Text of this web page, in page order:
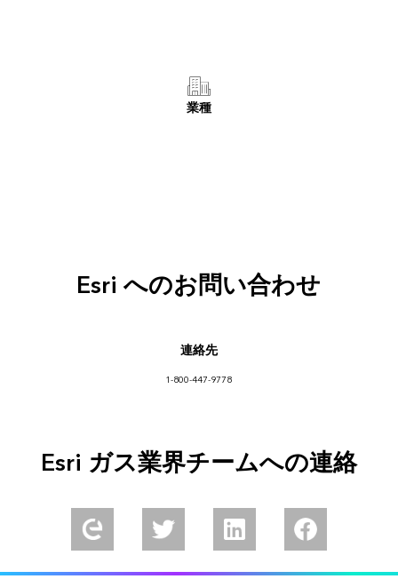
業種
Esri へのお問い合わせ
連絡先
1-800-447-9778
Esri ガス業界チームへの連絡